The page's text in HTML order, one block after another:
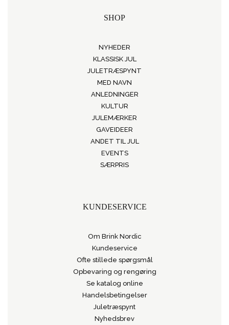
SHOP
NYHEDER
KLASSISK JUL
JULETRÆSPYNT
MED NAVN
ANLEDNINGER
KULTUR
JULEMÆRKER
GAVEIDEER
ANDET TIL JUL
EVENTS
SÆRPRIS
KUNDESERVICE
Om Brink Nordic
Kundeservice
Ofte stillede spørgsmål
Opbevaring og rengøring
Se katalog online
Handelsbetingelser
Juletræspynt
Nyhedsbrev